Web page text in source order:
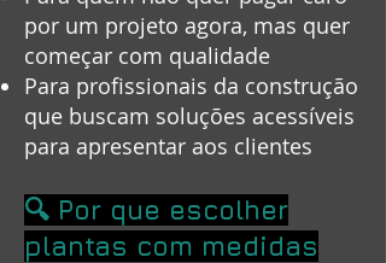
por um projeto agora, mas quer
começar com qualidade
Para profissionais da construção
que buscam soluções acessíveis
para apresentar aos clientes
🔍 Por que escolher
plantas com medidas